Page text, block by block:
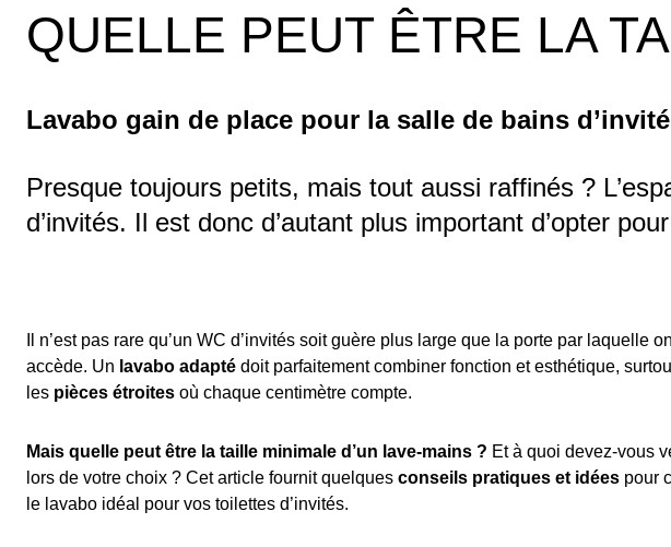
QUELLE PEUT ÊTRE LA
Lavabo gain de place pour la salle de bains
Presque toujours petits, mais tout aussi raffinés ?
d’invités. Il est donc d’autant plus important d’opter
Il n’est pas rare qu’un WC d’invités soit guère plus large que la porte par laquelle
accède. Un lavabo adapté doit parfaitement combiner fonction et esthétique,
les pièces étroites où chaque centimètre compte.
Mais quelle peut être la taille minimale d’un lave-mains ? Et à quoi devez-vous
lors de votre choix ? Cet article fournit quelques conseils pratiques et idées pour
le lavabo idéal pour vos toilettes d’invités.